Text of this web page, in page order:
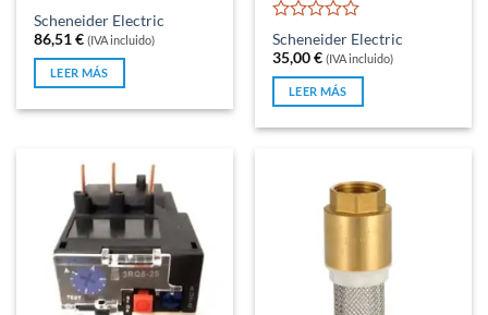
Valorado
con
0
de
5
Scheneider Electric
86,51€ (IVA incluido)
LEER MÁS
Valorado
con
0
de
5
Scheneider Electric
35,00€ (IVA incluido)
LEER MÁS